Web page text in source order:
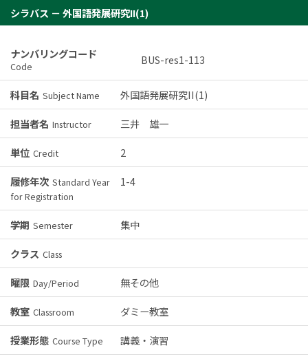
シラバス － 外国語発展研究II(1)
ナンバリングコード
Code BUS-res1-113
科目名 Subject Name
外国語発展研究II(1)
担当者名 Instructor
三井 雄一
単位 Credit
2
履修年次 Standard Year
for Registration
1-4
学期 Semester
集中
クラス Class
曜限 Day/Period
無その他
教室 Classroom
ダミー教室
授業形態 Course Type
講義・演習